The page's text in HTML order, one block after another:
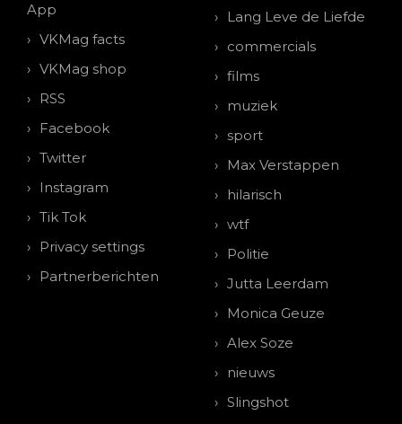
App
VKMag facts
VKMag shop
RSS
Facebook
Twitter
Instagram
Tik Tok
Privacy settings
Partnerberichten
Lang Leve de Liefde
commercials
films
muziek
sport
Max Verstappen
hilarisch
wtf
Politie
Jutta Leerdam
Monica Geuze
Alex Soze
nieuws
Slingshot